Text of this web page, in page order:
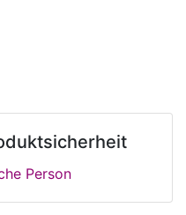
Person